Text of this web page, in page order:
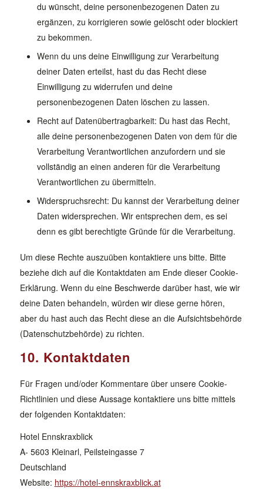
du wünscht, deine personenbezogenen Daten zu
ergänzen, zu korrigieren sowie gelöscht oder blockiert
zu bekommen.
Wenn du uns deine Einwilligung zur Verarbeitung
deiner Daten erteilst, hast du das Recht diese
Einwilligung zu widerrufen und deine
personenbezogenen Daten löschen zu lassen.
Recht auf Datenübertragbarkeit: Du hast das Recht,
alle deine personenbezogenen Daten von dem für die
Verarbeitung Verantwortlichen anzufordern und sie
vollständig an einen anderen für die Verarbeitung
Verantwortlichen zu übermitteln.
Widerspruchsrecht: Du kannst der Verarbeitung deiner
Daten widersprechen. Wir entsprechen dem, es sei
denn es gibt berechtigte Gründe für die Verarbeitung.
Um diese Rechte auszuüben kontaktiere uns bitte. Bitte
beziehe dich auf die Kontaktdaten am Ende dieser Cookie-
Erklärung. Wenn du eine Beschwerde darüber hast, wie wir
deine Daten behandeln, würden wir diese gerne hören,
aber du hast auch das Recht diese an die Aufsichtsbehörde
(Datenschutzbehörde) zu richten.
10. Kontaktdaten
Für Fragen und/oder Kommentare über unsere Cookie-
Richtlinien und diese Aussage kontaktiere uns bitte mittels
der folgenden Kontaktdaten:
Hotel Ennskraxblick
A- 5603 Kleinarl, Peilsteingasse 7
Deutschland
Website: https://hotel-ennskraxblick.at